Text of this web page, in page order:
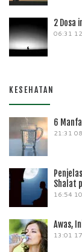
2 Dosa
06:31
KESEHATAN
6
21:31
Shalat
16:54
Awas,
13:01